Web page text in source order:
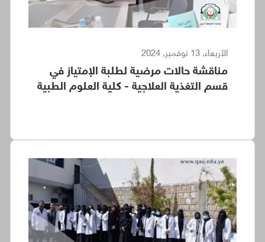
الأربعاء, 13 نوفمبر, 2024
مناقشة حالات مرضية لطلبة الإمتياز في
قسم التغذية العلاجية - كلية العلوم الطبية